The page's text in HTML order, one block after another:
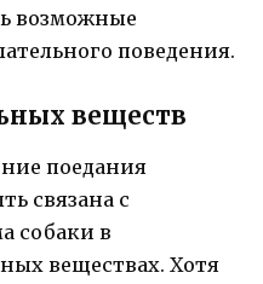
возможные
поведения.
веществ
поедания
связана с
собаки в
веществах. Хотя